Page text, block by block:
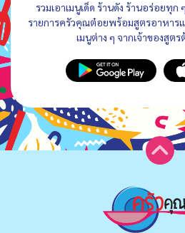
รวมเอาเมนูเด็ด ร้านดัง ร้านอร่อยทุ
รายการครัวคุณต๋อยพร้อมสูตรอาหาร
เมนูต่าง ๆ จากเจ้าของสูต